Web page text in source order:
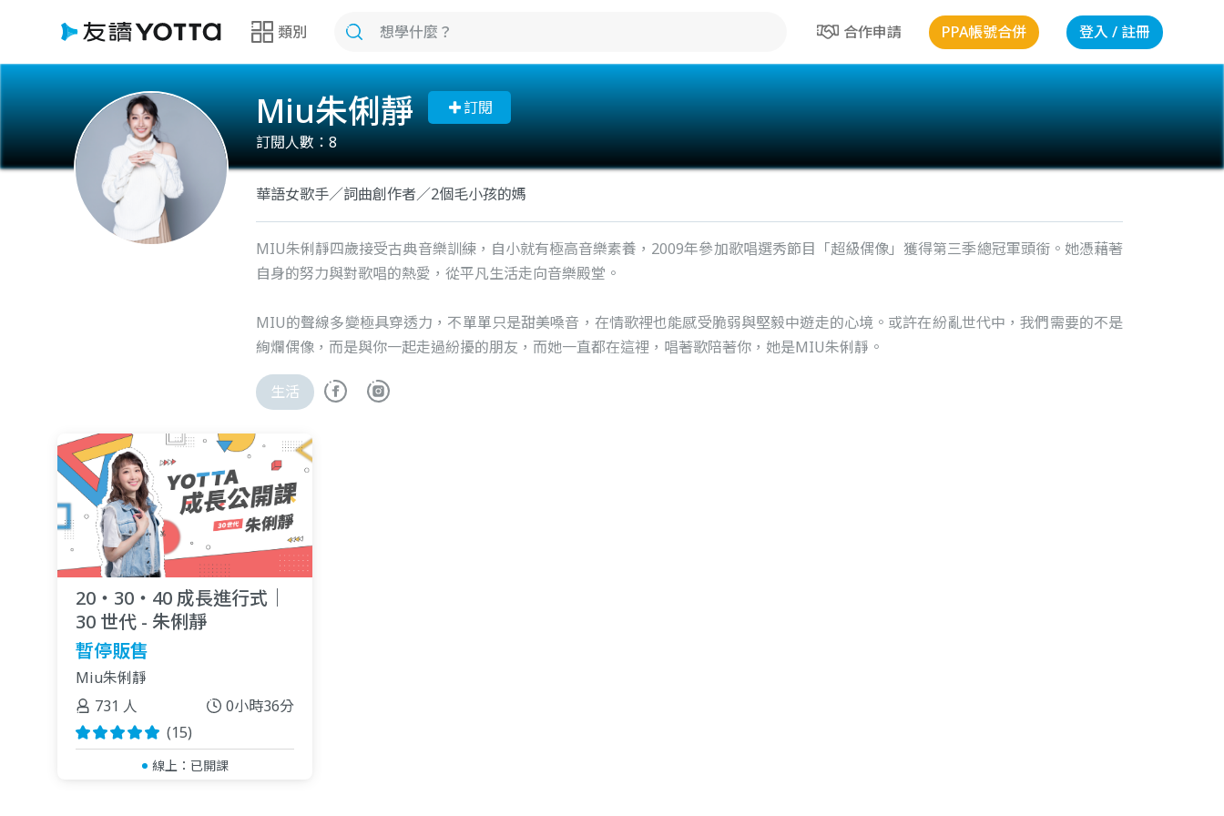
類別 合作申請 PPA帳號合併 登入 / 註冊
Miu朱俐靜
訂閱
訂閱人數：8
華語女歌手／詞曲創作者／2個毛小孩的媽
MIU朱俐靜四歲接受古典音樂訓練，自小就有極高音樂素養，2009年參加歌唱選秀節目「超級偶像」獲得第三季總冠軍頭銜。她憑藉著
自身的努力與對歌唱的熱愛，從平凡生活走向音樂殿堂。
MIU的聲線多變極具穿透力，不單單只是甜美嗓音，在情歌裡也能感受脆弱與堅毅中遊走的心境。或許在紛亂世代中，我們需要的不是
絢爛偶像，而是與你一起走過紛擾的朋友，而她一直都在這裡，唱著歌陪著你，她是MIU朱俐靜。
生活
20・30・40 成長進行式｜
30 世代 - 朱俐靜
暫停販售
Miu朱俐靜
731 人
0小時36分
(15)
線上： 已開課